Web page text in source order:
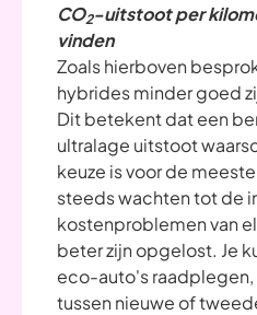
CO2-uitstootper
vinden
Zoals hierboven
hybrides minder goed
Dit betekent dat een
ultralage uitstoot
keuze is voor de
steeds wachten tot de
kostenproblemen van
beter zijn opgelost. Je
eco-auto's raadplegen,
tussen nieuwe of